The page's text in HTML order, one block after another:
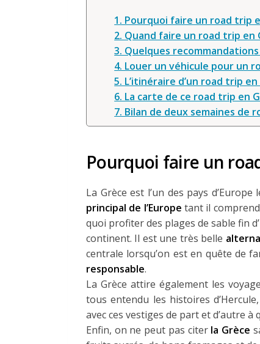
1. Pourquoi faire un road trip
2. Quand faire un road trip en
3. Quelques
4. Louer un véhicule pour un
5. L’itinéraire d’un road trip en
6. La carte de ce road trip en
7. Bilan de deux semaines de
Pourquoi faire un
La Grèce est l’un des pays
principal de l’Europe tant il
quoi profiter des plages de sable fin
continent. Il est une très belle
centrale lorsqu’on est en quête de
responsable.
La Grèce attire également les
tous entendu les histoires
avec ces vestiges de part et d’autre à
Enfin, on ne peut pas citer la Grèce